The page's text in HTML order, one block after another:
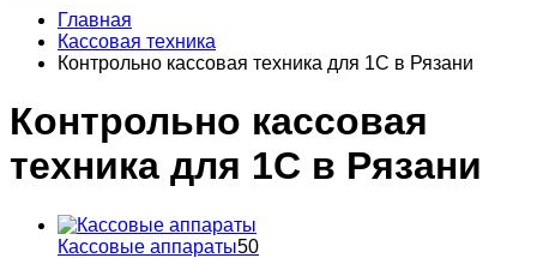
Главная
Кассовая техника
Контрольно кассовая техника для 1С в Рязани
Контрольно кассовая
техника для 1С в Рязани
Кассовые аппараты50